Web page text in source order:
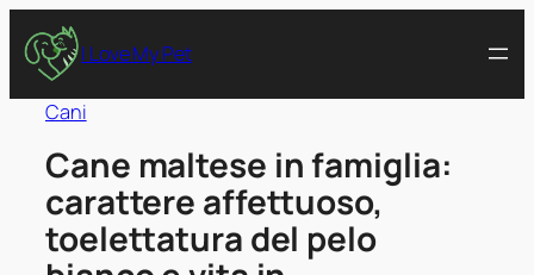
I Love My Pet
Cani
Cane maltese in famiglia:
carattere affettuoso,
toelettatura del pelo